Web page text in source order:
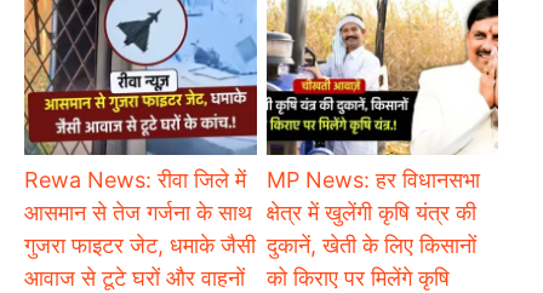
Rewa News: रीवा जिले में
आसमान से तेज गर्जना के साथ
गुजरा फाइटर जेट, धमाके जैसी
आवाज से टूटे घरों और वाहनों
MP News: हर विधानसभा
क्षेत्र में खुलेंगी कृषि यंत्र की
दुकानें, खेती के लिए किसानों
को किराए पर मिलेंगे कृषि